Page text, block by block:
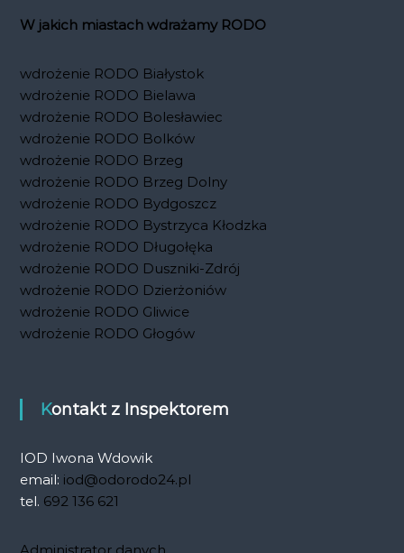
W jakich miastach wdrażamy RODO
wdrożenie RODO Białystok
wdrożenie RODO Bielawa
wdrożenie RODO Bolesławiec
wdrożenie RODO Bolków
wdrożenie RODO Brzeg
wdrożenie RODO Brzeg Dolny
wdrożenie RODO Bydgoszcz
wdrożenie RODO Bystrzyca Kłodzka
wdrożenie RODO Długołęka
wdrożenie RODO Duszniki-Zdrój
wdrożenie RODO Dzierżoniów
wdrożenie RODO Gliwice
wdrożenie RODO Głogów
Kontakt z Inspektorem
IOD Iwona Wdowik
email: iod@odorodo24.pl
tel. 692 136 621